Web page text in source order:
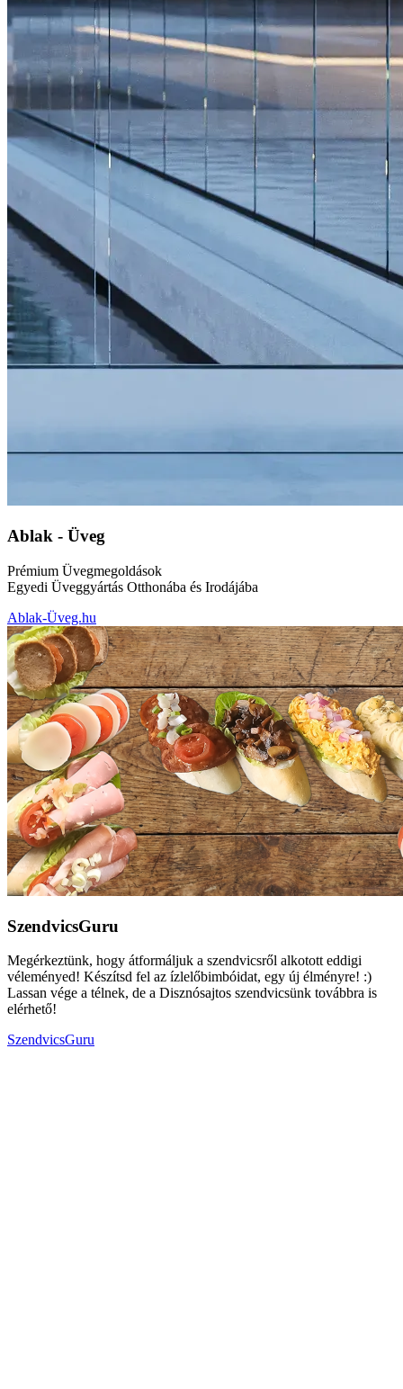
Ablak - Üveg
Prémium Üvegmegoldások
Egyedi Üveggyártás Otthonába és Irodájába
Ablak-Üveg.hu
SzendvicsGuru
Megérkeztünk, hogy átformáljuk a szendvicsről alkotott eddigi
véleményed! Készítsd fel az ízlelőbimbóidat, egy új élményre! :)
Lassan vége a télnek, de a Disznósajtos szendvicsünk továbbra is
elérhető!
SzendvicsGuru